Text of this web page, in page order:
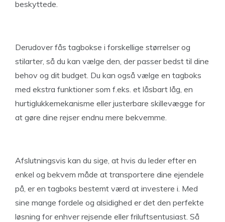
beskyttede.
Derudover fås tagbokse i forskellige størrelser og
stilarter, så du kan vælge den, der passer bedst til dine
behov og dit budget. Du kan også vælge en tagboks
med ekstra funktioner som f.eks. et låsbart låg, en
hurtiglukkemekanisme eller justerbare skillevægge for
at gøre dine rejser endnu mere bekvemme.
Afslutningsvis kan du sige, at hvis du leder efter en
enkel og bekvem måde at transportere dine ejendele
på, er en tagboks bestemt værd at investere i. Med
sine mange fordele og alsidighed er det den perfekte
løsning for enhver rejsende eller friluftsentusiast. Så